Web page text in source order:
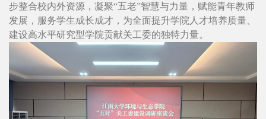
步整合校内外资源，凝聚“五老”智慧与力量，赋能青年教师
发展，服务学生成长成才，为全面提升学院人才培养质量、
建设高水平研究型学院贡献关工委的独特力量。